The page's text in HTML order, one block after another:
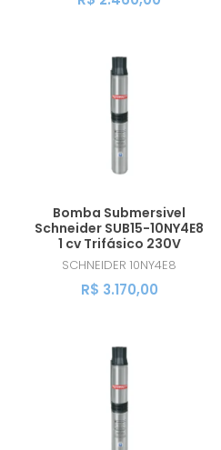
Bomba Submersivel
Schneider SUB15-10NY4E8
1 cv Trifásico 230V
SCHNEIDER 10NY4E8
R$ 3.170,00